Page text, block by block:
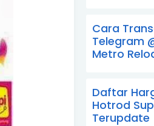
Cara
Telegram
Metro
Daftar
Hotrod
Terupdate